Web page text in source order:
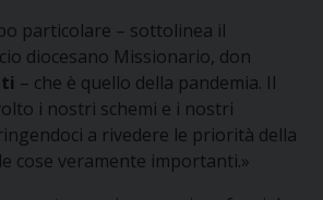
particolare – sottolinea il
diocesano Missionario, don
– che è quello della pandemia. Il
i nostri schemi e i nostri
a rivedere le priorità della
cose veramente importanti.»